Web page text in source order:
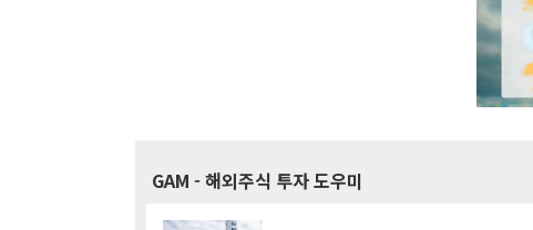
GAM - 해외주식 투자 도우미